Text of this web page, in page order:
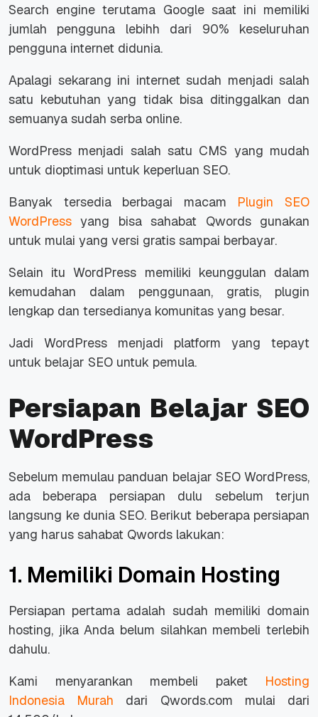
Search engine terutama Google saat ini memiliki
jumlah pengguna lebihh dari 90% keseluruhan
pengguna internet didunia.
Apalagi sekarang ini internet sudah menjadi salah
satu kebutuhan yang tidak bisa ditinggalkan dan
semuanya sudah serba online.
WordPress menjadi salah satu CMS yang mudah
untuk dioptimasi untuk keperluan SEO.
Banyak tersedia berbagai macam Plugin SEO
WordPress yang bisa sahabat Qwords gunakan
untuk mulai yang versi gratis sampai berbayar.
Selain itu WordPress memiliki keunggulan dalam
kemudahan dalam penggunaan, gratis, plugin
lengkap dan tersedianya komunitas yang besar.
Jadi WordPress menjadi platform yang tepayt
untuk belajar SEO untuk pemula.
Persiapan Belajar SEO
WordPress
Sebelum memulau panduan belajar SEO WordPress,
ada beberapa persiapan dulu sebelum terjun
langsung ke dunia SEO. Berikut beberapa persiapan
yang harus sahabat Qwords lakukan:
1. Memiliki Domain Hosting
Persiapan pertama adalah sudah memiliki domain
hosting, jika Anda belum silahkan membeli terlebih
dahulu.
Kami menyarankan membeli paket Hosting
Indonesia Murah dari Qwords.com mulai dari